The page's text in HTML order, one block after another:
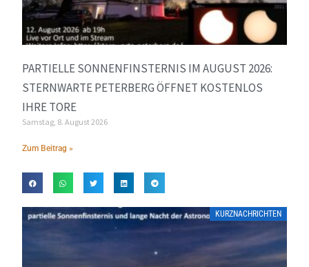
PARTIELLE SONNENFINSTERNIS IM AUGUST 2026:
STERNWARTE PETERBERG ÖFFNET KOSTENLOS
IHRE TORE
Samstag, 8. August 2026
Zum Beitrag »
KURZNACHRICHTEN